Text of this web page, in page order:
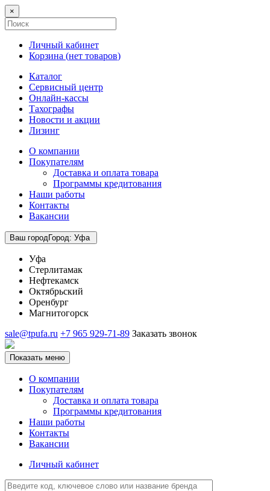
×
Личный кабинет
Корзина (нет товаров)
Каталог
Сервисный центр
Онлайн-кассы
Тахографы
Новости и акции
Лизинг
О компании
Покупателям
Доставка и оплата товара
Программы кредитования
Наши работы
Контакты
Вакансии
Ваш городГород: Уфа
Уфа
Стерлитамак
Нефтекамск
Октябрьский
Оренбург
Магнитогорск
sale@tpufa.ru +7 965 929-71-89 Заказать звонок
Показать меню
О компании
Покупателям
Доставка и оплата товара
Программы кредитования
Наши работы
Контакты
Вакансии
Личный кабинет